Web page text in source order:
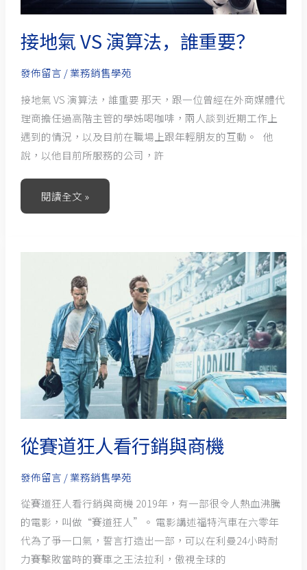
接地氣 VS 演算法，誰重要？
發佈留言 /業務銷售學苑
接地氣 VS 演算法，誰重要 那天，跟一位曾經在外商媒體代
理商擔任過高階主管的學姊喝咖啡，兩人談到近期工作上
遇到的情況，以及目前在職場上跟年輕朋友的互動。 他
說，以他目前所服務的公司，許
閱讀全文 »
從賽道狂人看行銷與商機
發佈留言 /業務銷售學苑
從賽道狂人看行銷與商機 2019年，有一部很令人熱血沸騰
的電影，叫做“賽道狂人”。 電影講述福特汽車在六零年
代為了爭一口氣，誓言打造出一部，可以在利曼24小時耐
力賽擊敗當時的賽車之王法拉利，傲視全球的
人
看
行
銷
與
機